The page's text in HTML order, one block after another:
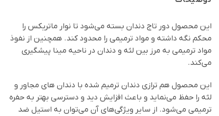
این محصول دور تاج دندان بسته می‌شود تا نوار ماتریکس را
محکم نگه داشته و مواد ترمیمی را محدود کند. همچنین از نفوذ
مواد ترمیمی به مرز بین لثه و دندان در ناحیه مینا پیشگیری
می‌کند.
این محصول هم ترازی دندان ترمیم شده با دندان‌ های مجاور و
لثه را حفظ می‌نماید و باعث افزایش دید و دسترسی بهتر به حفره
ترمیمی می‌شود. از سایر ویژگی‌های آن می‌توان به استیل ضد